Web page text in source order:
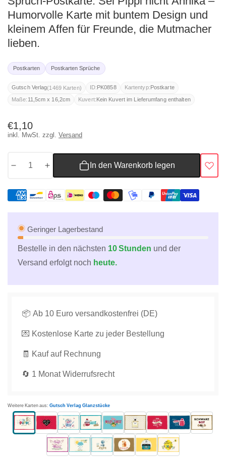
Humorvolle Karte mit buntem Design und
kleinem Affen für Freunde, die Mutmacher
lieben.
Postkarten Postkarten Sprüche
Gutsch Verlag(1469 Karten) ID:PK0858 Kartentyp:Postkarte
Maße: 11,5cm x 16,2cm Kuvert:Kein Kuvert im Lieferumfang enthalten
Normaler
Preis
€1,10
inkl. MwSt. zzgl. Versand
Menge
Spruch-
Pippi
nicht
Annika
Karte
buntem
Design
und
Affen
Freunde,
Mutmacher
lieben.
verringern
Menge
Spruch-
Pippi
Annika
–
Karte
buntem
und
Affen
Freunde,
Mutmacher
lieben.
erhöhen
In den Warenkorb legen
Geringer Lagerbestand
Bestelle in den nächsten 10 Stunden und der
Versand erfolgt noch heute.
📦 Ab 10 Euro versandkostenfrei (DE)
💌 Kostenlose Karte zu jeder Bestellung
🧾 Kauf auf Rechnung
🔄 1 Monat Widerrufsrecht
Weitere Karten aus: Gutsch Verlag Glanzstücke